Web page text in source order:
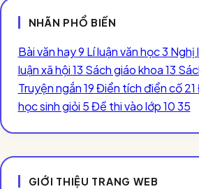
NHÃN PHỔ BIẾN
Bài văn hay9 Lí luận văn học3 Nghị
luận xã hội13 Sách giáo khoa13
Truyện ngắn19Điển tích điển cố 21
học sinh giỏi 5Đề thi vào lớp 1035
GIỚI THIỆU TRANG WEB